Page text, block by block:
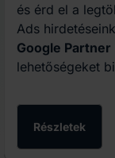
és érd el a
Ads
Google Partner
lehetőségeket
Részletek